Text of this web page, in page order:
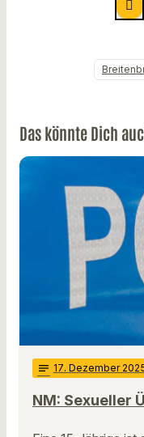
Das könnte Dich
notes 17. Dezember
NM: Sexueller